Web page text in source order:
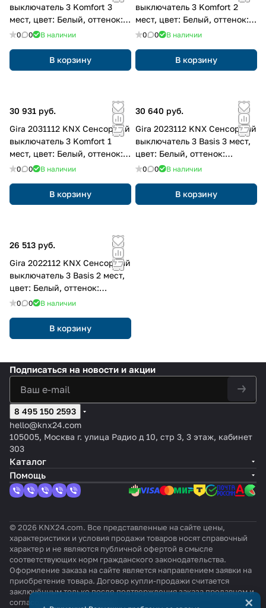
выключатель 3 Komfort 3
мест, цвет: Белый, оттенок:
Глянцевый
0 0 В наличии
В корзину
выключатель 3 Komfort 2
мест, цвет: Белый, оттенок:
Глянцевый
0 0 В наличии
В корзину
30 931 руб.
Gira 2031112 KNX Сенсорный
выключатель 3 Komfort 1
мест, цвет: Белый, оттенок:
Глянцевый
0 0 В наличии
В корзину
30 640 руб.
Gira 2023112 KNX Сенсорный
выключатель 3 Basis 3 мест,
цвет: Белый, оттенок:
Глянцевый
0 0 В наличии
В корзину
26 513 руб.
Gira 2022112 KNX Сенсорный
выключатель 3 Basis 2 мест,
цвет: Белый, оттенок:
Глянцевый
0 0 В наличии
В корзину
Подписаться на новости и акции
8 495 150 2593
hello@knx24.com
105005, Москва г. улица Радио д 10, стр 3, 3 этаж, кабинет
303
Каталог
Помощь
© 2026 KNX24.com. Все представленные на сайте цены,
характеристики и условия продажи товаров носят справочный
характер и не являются публичной офертой в смысле
соответствующих норм гражданского законодательства.
Оформление заказа на сайте является направлением заявки на
приобретение товара. Договор купли-продажи считается
заключённым только после подтверждения заказа продавцом и
согласования всех условий.
×